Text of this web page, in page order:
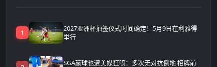
1
2027亚洲杯抽签仪式时间确定！5月9日在利雅得
举行
SGA赢球也遭美媒狂喷：多次无对抗倒地 招牌前